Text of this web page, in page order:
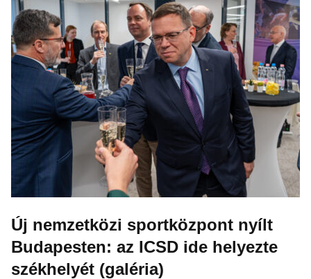
Új nemzetközi sportközpont nyílt
Budapesten: az ICSD ide helyezte
székhelyét (galéria)